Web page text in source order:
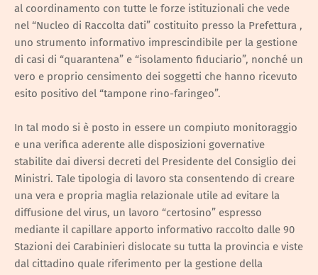
al coordinamento con tutte le forze istituzionali che vede
nel “Nucleo di Raccolta dati” costituito presso la Prefettura ,
uno strumento informativo imprescindibile per la gestione
di casi di “quarantena” e “isolamento fiduciario”, nonché un
vero e proprio censimento dei soggetti che hanno ricevuto
esito positivo del “tampone rino-faringeo”.
In tal modo si è posto in essere un compiuto monitoraggio
e una verifica aderente alle disposizioni governative
stabilite dai diversi decreti del Presidente del Consiglio dei
Ministri. Tale tipologia di lavoro sta consentendo di creare
una vera e propria maglia relazionale utile ad evitare la
diffusione del virus, un lavoro “certosino” espresso
mediante il capillare apporto informativo raccolto dalle 90
Stazioni dei Carabinieri dislocate su tutta la provincia e viste
dal cittadino quale riferimento per la gestione della